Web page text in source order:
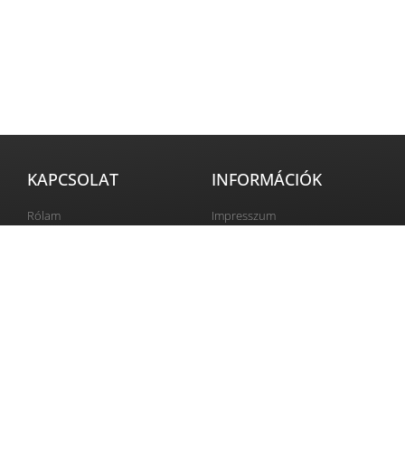
KAPCSOLAT
Rólam
INFORMÁCIÓK
Impresszum